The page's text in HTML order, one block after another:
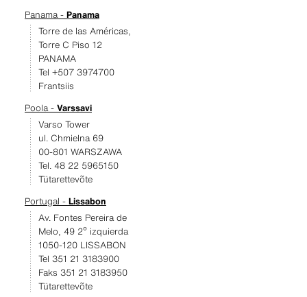
Panama - Panama
Torre de las Américas,
Torre C Piso 12
PANAMA
Tel +507 3974700
Frantsiis
Poola - Varssavi
Varso Tower
ul. Chmielna 69
00-801 WARSZAWA
Tel. 48 22 5965150
Tütarettevõte
Portugal - Lissabon
Av. Fontes Pereira de
Melo, 49 2º izquierda
1050-120 LISSABON
Tel 351 21 3183900
Faks 351 21 3183950
Tütarettevõte